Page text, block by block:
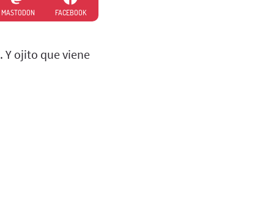
MASTODON FACEBOOK
. Y ojito que viene